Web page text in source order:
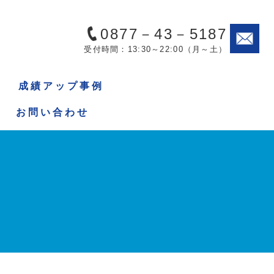
0877－43－5187
受付時間：13:30～22:00（月～土）
成 績 ア ッ プ 事 例
お 問 い 合 わ せ